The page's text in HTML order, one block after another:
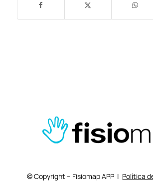
© Copyright – Fisiomap APP | Política